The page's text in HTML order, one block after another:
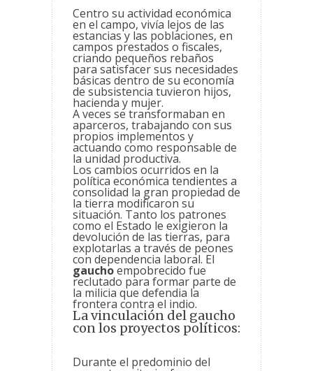
Centro su actividad económica
en el campo, vivía lejos de las
estancias y las poblaciones, en
campos prestados o fiscales,
criando pequeños rebaños
para satisfacer sus necesidades
básicas dentro de su economía
de subsistencia tuvieron hijos,
hacienda y mujer.
A veces se transformaban en
aparceros, trabajando con sus
propios implementos y
actuando como responsable de
la unidad productiva.
Los cambios ocurridos en la
política económica tendientes a
consolidad la gran propiedad de
la tierra modificaron su
situación. Tanto los patrones
como el Estado le exigieron la
devolución de las tierras, para
explotarlas a través de peones
con dependencia laboral. El
gauchoempobrecido fue
reclutado para formar parte de
la milicia que defendia la
frontera contra el indio.
La vinculación del gaucho
con los proyectos políticos:
Durante el predominio del